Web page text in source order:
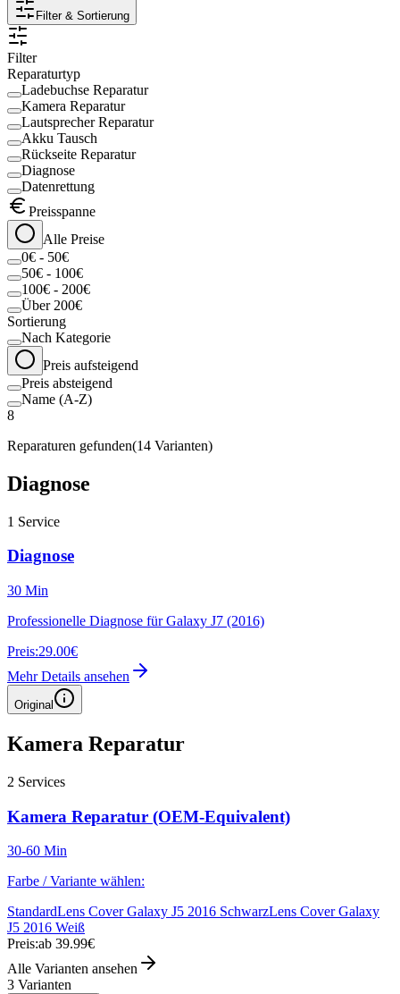
Filter & Sortierung
Filter
Reparaturtyp
Ladebuchse Reparatur
Kamera Reparatur
Lautsprecher Reparatur
Akku Tausch
Rückseite Reparatur
Diagnose
Datenrettung
Preisspanne
Alle Preise
0€ - 50€
50€ - 100€
100€ - 200€
Über 200€
Sortierung
Nach Kategorie
Preis aufsteigend
Preis absteigend
Name (A-Z)
8
Reparaturen gefunden(14 Varianten)
Diagnose
1 Service
Diagnose
30 Min
Professionelle Diagnose für Galaxy J7 (2016)
Preis:29.00€
Mehr Details ansehen
Original
Kamera Reparatur
2 Services
Kamera Reparatur (OEM-Equivalent)
30-60 Min
Farbe / Variante wählen:
StandardLens Cover Galaxy J5 2016 SchwarzLens Cover Galaxy
J5 2016 Weiß
Preis:ab 39.99€
Alle Varianten ansehen
3 Varianten